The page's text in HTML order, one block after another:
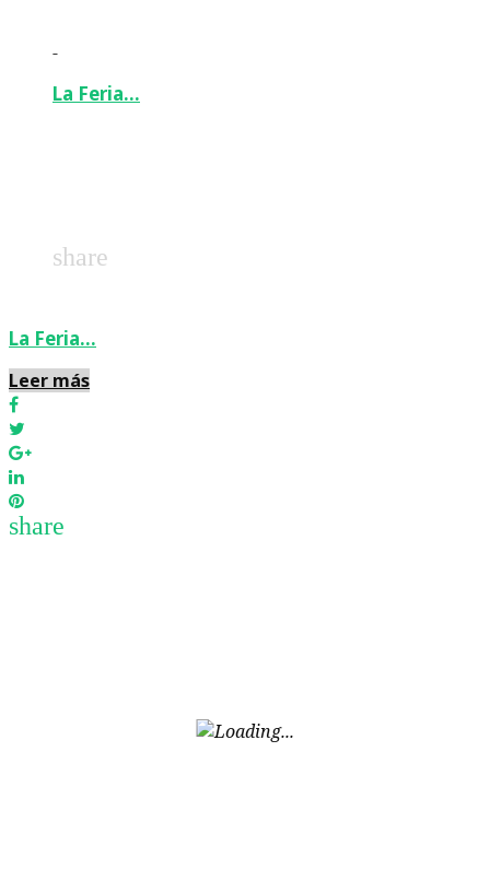
-
La Feria…
share
La Feria…
Leer más
Facebook
Google+
LinkedIn
Pinterest
share